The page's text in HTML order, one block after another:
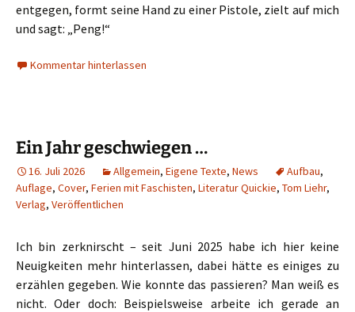
entgegen, formt seine Hand zu einer Pistole, zielt auf mich
und sagt: „Peng!“
Kommentar hinterlassen
Ein Jahr geschwiegen …
16. Juli 2026 Allgemein, Eigene Texte, News Aufbau,
Auflage, Cover, Ferien mit Faschisten, Literatur Quickie, Tom Liehr,
Verlag, Veröffentlichen
Ich bin zerknirscht – seit Juni 2025 habe ich hier keine
Neuigkeiten mehr hinterlassen, dabei hätte es einiges zu
erzählen gegeben. Wie konnte das passieren? Man weiß es
nicht. Oder doch: Beispielsweise arbeite ich gerade an